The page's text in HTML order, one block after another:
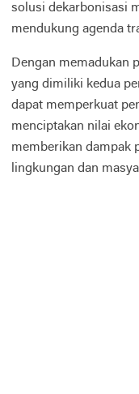
solusi dekarbonisasi
mendukung agenda
Dengan memadukan
yang dimiliki kedua
dapat memperkuat
menciptakan nilai
memberikan dampak
lingkungan dan